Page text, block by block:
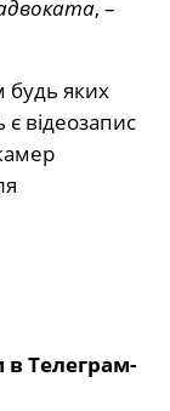
, –
будь яких
є відеозапис
Телеграм-